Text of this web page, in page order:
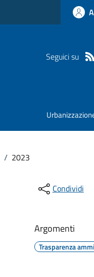
Seguici su
/ 2023
Condividi
Argomenti
Trasparenza